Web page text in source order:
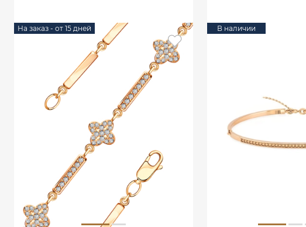
На заказ - от 15 дней В наличии